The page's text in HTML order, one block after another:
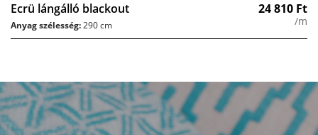
Ecrü lángálló blackout 24 810 Ft
/m
Anyag szélesség:290 cm